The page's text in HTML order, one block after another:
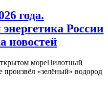
года.
России
новостей
мореПилотный
произвёл «зелёный» водород